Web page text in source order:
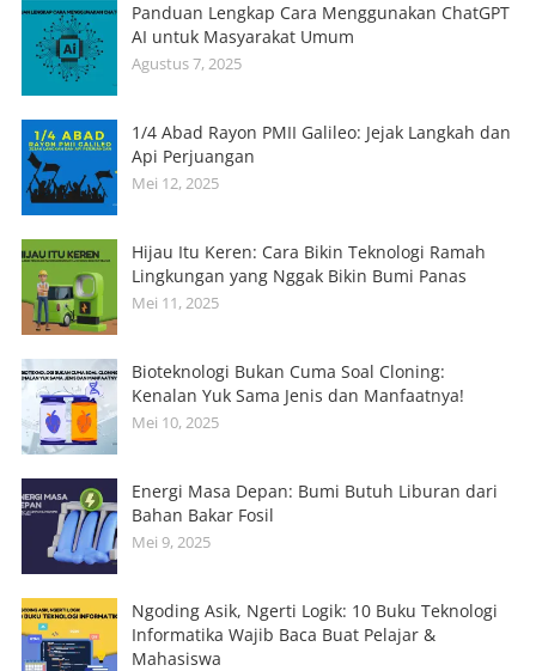
Panduan Lengkap Cara Menggunakan ChatGPT
AI untuk Masyarakat Umum
Agustus 7, 2025
1/4 Abad Rayon PMII Galileo: Jejak Langkah dan
Api Perjuangan
Mei 12, 2025
Hijau Itu Keren: Cara Bikin Teknologi Ramah
Lingkungan yang Nggak Bikin Bumi Panas
Mei 11, 2025
Bioteknologi Bukan Cuma Soal Cloning:
Kenalan Yuk Sama Jenis dan Manfaatnya!
Mei 10, 2025
Energi Masa Depan: Bumi Butuh Liburan dari
Bahan Bakar Fosil
Mei 9, 2025
Ngoding Asik, Ngerti Logik: 10 Buku Teknologi
Informatika Wajib Baca Buat Pelajar &
Mahasiswa